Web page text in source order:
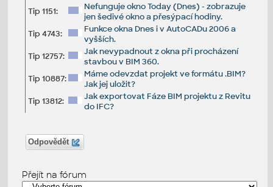
Tip 1151:
Nefunguje okno Today (Dnes) - zobrazuje
jen šedivé okno a přesýpací hodiny.
Tip 4743:
Funkce okna Dnes i v AutoCADu 2006 a
vyšších.
Tip 12757:
Jak nevypadnout z okna při procházení
stavbou v BIM 360.
Tip 10887:
Máme odevzdat projekt ve formátu .BIM?
Jak jej uložit?
Tip 13812:
Jak exportovat Fáze BIM projektu z Revitu
do IFC?
Odpovědět
Přejít na fórum